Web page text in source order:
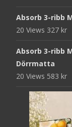
Absorb 3-ribb
20 Views 327 kr
Absorb 3-ribb
Dörrmatta
20 Views 583 kr